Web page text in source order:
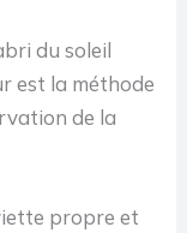
du soleil
est la méthode
de la
propre et